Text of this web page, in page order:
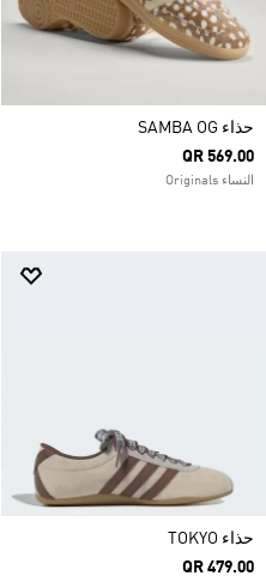
حذاء SAMBA OG
QR 569.00
النساء Originals
حذاء TOKYO
QR 479.00